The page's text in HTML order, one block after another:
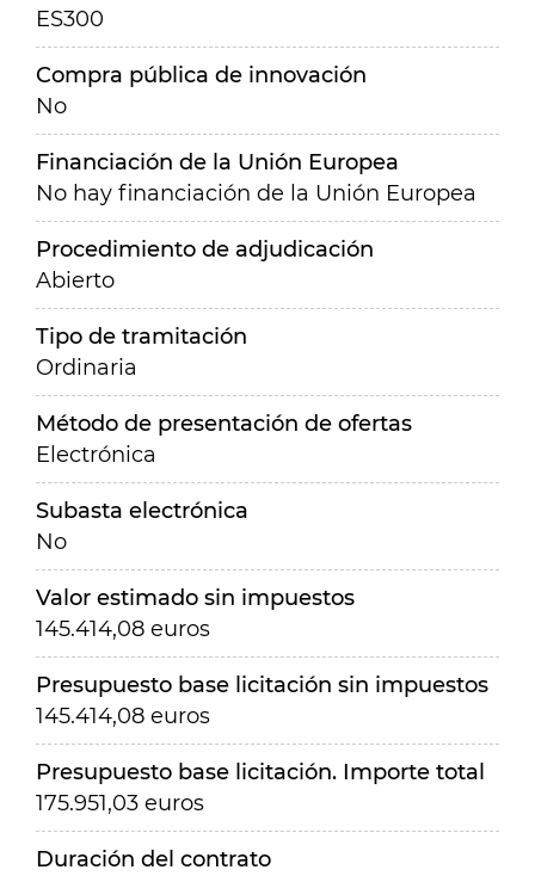
ES300
Compra pública de innovación
No
Financiación de la Unión Europea
No hay financiación de la Unión Europea
Procedimiento de adjudicación
Abierto
Tipo de tramitación
Ordinaria
Método de presentación de ofertas
Electrónica
Subasta electrónica
No
Valor estimado sin impuestos
145.414,08 euros
Presupuesto base licitación sin impuestos
145.414,08 euros
Presupuesto base licitación. Importe total
175.951,03 euros
Duración del contrato